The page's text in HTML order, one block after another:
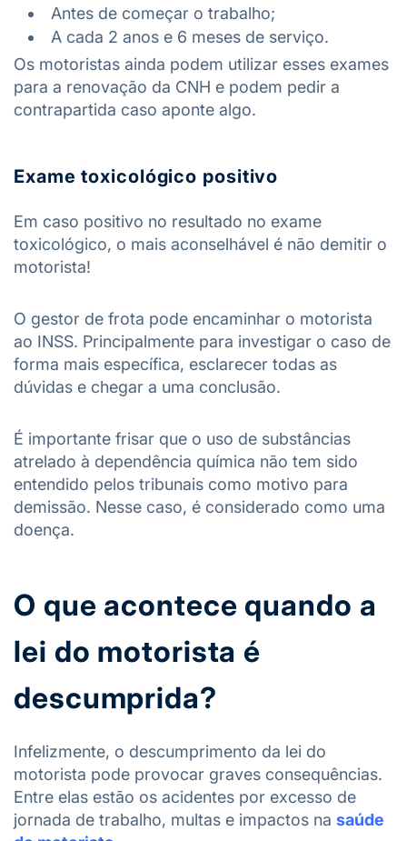
Antes de começar o trabalho;
A cada 2 anos e 6 meses de serviço.
Os motoristas ainda podem utilizar esses exames
para a renovação da CNH e podem pedir a
contrapartida caso aponte algo.
Exame toxicológico positivo
Em caso positivo no resultado no exame
toxicológico, o mais aconselhável é não demitir o
motorista!
O gestor de frota pode encaminhar o motorista
ao INSS. Principalmente para investigar o caso de
forma mais específica, esclarecer todas as
dúvidas e chegar a uma conclusão.
É importante frisar que o uso de substâncias
atrelado à dependência química não tem sido
entendido pelos tribunais como motivo para
demissão. Nesse caso, é considerado como uma
doença.
O que acontece quando a
lei do motorista é
descumprida?
Infelizmente, o descumprimento da lei do
motorista pode provocar graves consequências.
Entre elas estão os acidentes por excesso de
jornada de trabalho, multas e impactos na saúde